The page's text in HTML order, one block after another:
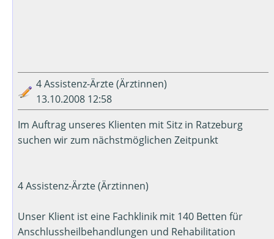
4 Assistenz-Ärzte (Ärztinnen)
13.10.2008 12:58
Im Auftrag unseres Klienten mit Sitz in Ratzeburg
suchen wir zum nächstmöglichen Zeitpunkt
4 Assistenz-Ärzte (Ärztinnen)
Unser Klient ist eine Fachklinik mit 140 Betten für
Anschlussheilbehandlungen und Rehabilitation